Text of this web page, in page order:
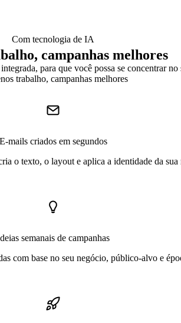
Com tecnologia de IA
campanhas melhores
para que você possa se concentrar no
E-mails criados em segundos
o texto, o layout e aplica a identidade da sua
semanais de campanhas
com base no seu negócio, público-alvo e